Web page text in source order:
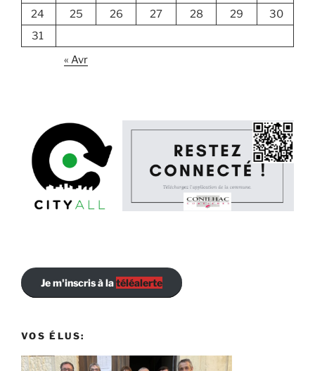
24
25 26 27 28 29
30
31
« Avr
Je m'inscris à latéléalerte
VOS ÉLUS: